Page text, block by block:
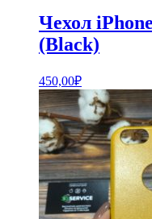
Чехол
(Black)
450,00₽